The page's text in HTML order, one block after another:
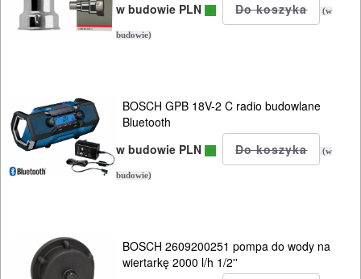
w budowie PLN
(w
budowie)
BOSCH GPB 18V-2 C radio budowlane
Bluetooth
w budowie PLN
(w
budowie)
BOSCH 2609200251 pompa do wody na
wiertarkę 2000 l/h 1/2''